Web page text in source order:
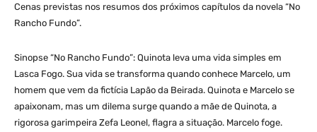
Cenas previstas nos resumos dos próximos capítulos da novela “No
Rancho Fundo”.
Sinopse “No Rancho Fundo”: Quinota leva uma vida simples em
Lasca Fogo. Sua vida se transforma quando conhece Marcelo, um
homem que vem da fictícia Lapão da Beirada. Quinota e Marcelo se
apaixonam, mas um dilema surge quando a mãe de Quinota, a
rigorosa garimpeira Zefa Leonel, flagra a situação. Marcelo foge.